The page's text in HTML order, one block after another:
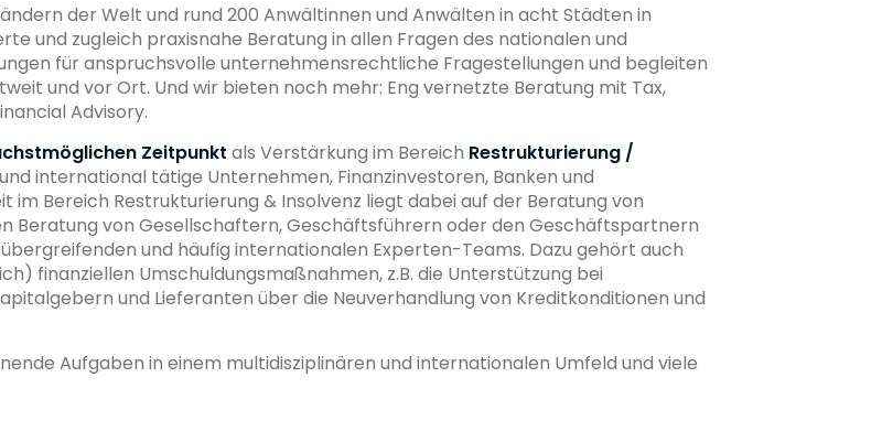
der Welt und rund 200 Anwältinnen und Anwälten in acht Städten in
und zugleich praxisnahe Beratung in allen Fragen des nationalen und
für anspruchsvolle unternehmensrechtliche Fragestellungen und begleiten
und vor Ort. Und wir bieten noch mehr: Eng vernetzte Beratung mit Tax,
Advisory.
Zeitpunkt als Verstärkung im Bereich Restrukturierung /
international tätige Unternehmen, Finanzinvestoren, Banken und
Bereich Restrukturierung & Insolvenz liegt dabei auf der Beratung von
Beratung von Gesellschaftern, Geschäftsführern oder den Geschäftspartnern
und häufig internationalen Experten-Teams. Dazu gehört auch
finanziellen Umschuldungsmaßnahmen, z.B. die Unterstützung bei
und Lieferanten über die Neuverhandlung von Kreditkonditionen und
Aufgaben in einem multidisziplinären und internationalen Umfeld und viele